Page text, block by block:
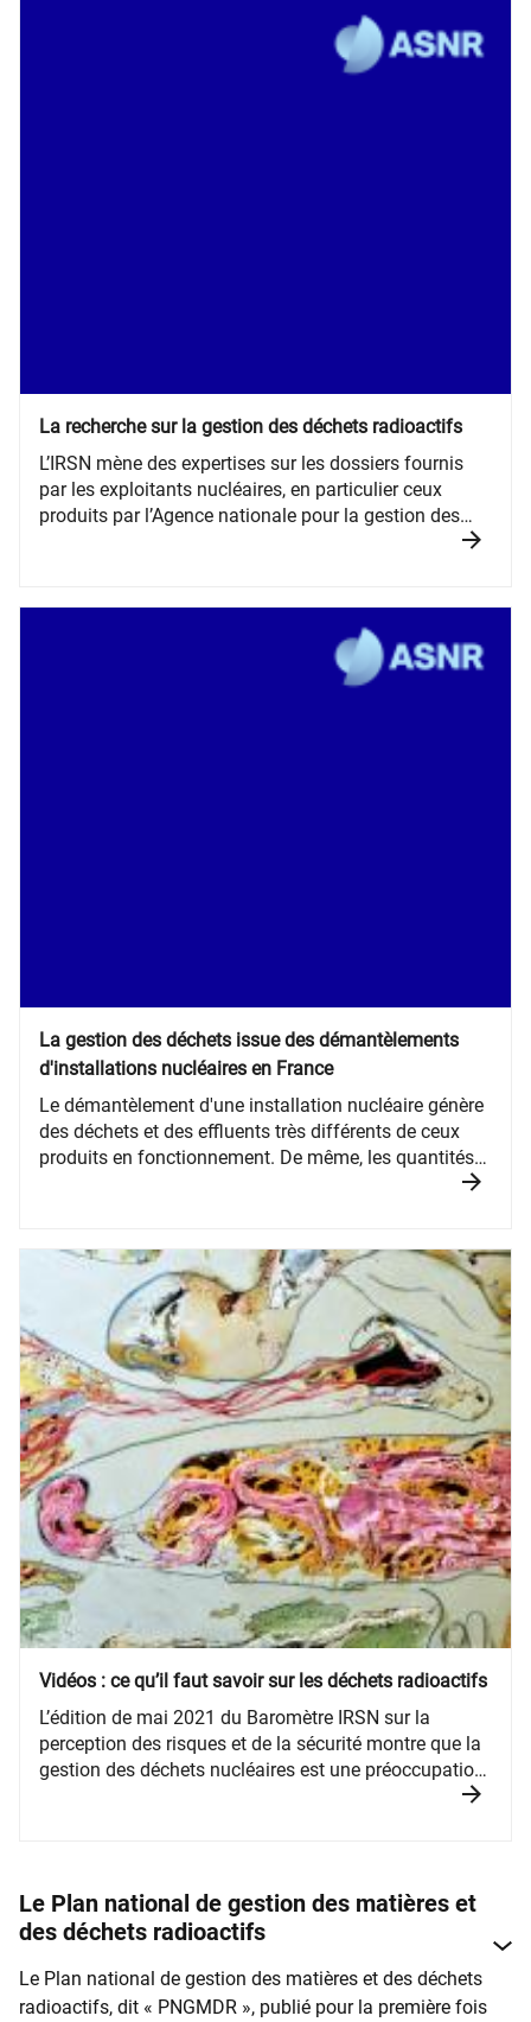
La recherche sur la gestion des déchets radioactifs
​​​​​L’IRSN mène des expertises sur les dossiers fournis
par les exploitants nucléaires, en particulier ceux
produits par l’Agence nationale pour la gestion des
La gestion des déchets issue des démantèlements
d'installations nucléaires en France
​Le démantèlement d'une installation nucléaire génère
des déchets et des effluents très différents de ceux
produits en fonctionnement. De même, les quantités
peuvent être plus importantes, notamment pour les
Vidéos : ce qu’il faut savoir sur les déchets radioactifs
​​​​L’édition de mai 2021 du Baromètre IRSN sur la
perception des risques et de la sécurité montre que la
gestion des déchets nucléaires est une préoccupation
importante des Français : 48 % d’entre eux perçoivent
Le Plan national de gestion des matières et
des déchets radioactifs
Le Plan national de gestion des matières et des déchets
radioactifs, dit « PNGMDR », publié pour la première fois